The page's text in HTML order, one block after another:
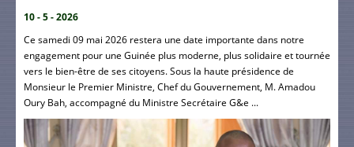
10 - 5 - 2026
Ce samedi 09 mai 2026 restera une date importante dans notre
engagement pour une Guinée plus moderne, plus solidaire et tournée
vers le bien-être de ses citoyens. Sous la haute présidence de
Monsieur le Premier Ministre, Chef du Gouvernement, M. Amadou
Oury Bah, accompagné du Ministre Secrétaire G&e ...